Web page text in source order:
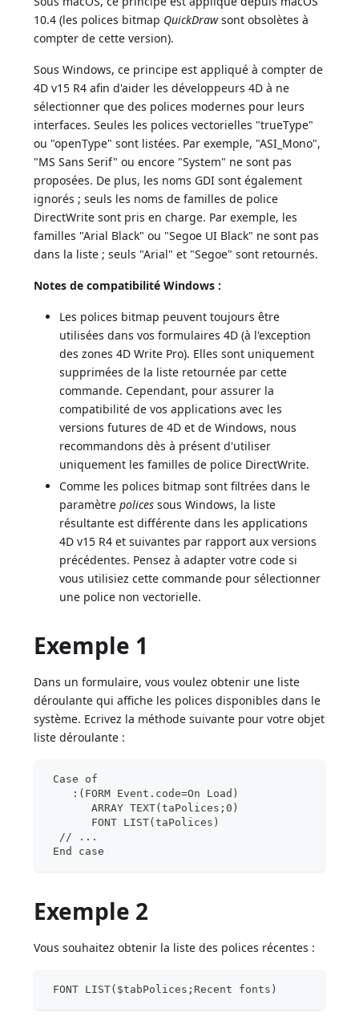
10.4 (les polices bitmap QuickDrawsont obsolètes à
compter de cette version).
Sous Windows, ce principe est appliqué à compter de
4D v15 R4 afin d'aider les développeurs 4D à ne
sélectionner que des polices modernes pour leurs
interfaces. Seules les polices vectorielles "trueType"
ou "openType" sont listées. Par exemple, "ASI_Mono",
"MS Sans Serif" ou encore "System" ne sont pas
proposées. De plus, les noms GDI sont également
ignorés ; seuls les noms de familles de police
DirectWrite sont pris en charge. Par exemple, les
familles "Arial Black" ou "Segoe UI Black" ne sont pas
dans la liste ; seuls "Arial" et "Segoe" sont retournés.
Notes de compatibilité Windows :
Les polices bitmap peuvent toujours être
utilisées dans vos formulaires 4D (à l'exception
des zones 4D Write Pro). Elles sont uniquement
supprimées de la liste retournée par cette
commande. Cependant, pour assurer la
compatibilité de vos applications avec les
versions futures de 4D et de Windows, nous
recommandons dès à présent d'utiliser
uniquement les familles de police DirectWrite.
Comme les polices bitmap sont filtrées dans le
paramètrepolices sous Windows, la liste
résultante est différente dans les applications
4D v15 R4 et suivantes par rapport aux versions
précédentes. Pensez à adapter votre code si
vous utilisiez cette commande pour sélectionner
une police non vectorielle.
Exemple 1
Dans un formulaire, vous voulez obtenir une liste
déroulante qui affiche les polices disponibles dans le
système. Ecrivez la méthode suivante pour votre objet
liste déroulante :
Case of
:(FORM Event.code=On Load)
ARRAY TEXT(taPolices;0)
FONT LIST(taPolices)
// ...
End case
Exemple 2
Vous souhaitez obtenir la liste des polices récentes :
FONT LIST($tabPolices;Recent fonts)